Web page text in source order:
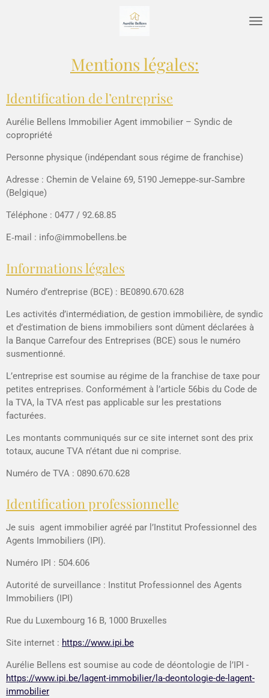
Mentions légales:
Identification de l’entreprise
Aurélie Bellens Immobilier Agent immobilier – Syndic de
copropriété
Personne physique (indépendant sous régime de franchise)
Adresse : Chemin de Velaine 69, 5190 Jemeppe‑sur‑Sambre
(Belgique)
Téléphone : 0477 / 92.68.85
E‑mail : info@immobellens.be
Informations légales
Numéro d’entreprise (BCE) : BE0890.670.628
Les activités d’intermédiation, de gestion immobilière, de syndic
et d’estimation de biens immobiliers sont dûment déclarées à
la Banque Carrefour des Entreprises (BCE) sous le numéro
susmentionné.
L’entreprise est soumise au régime de la franchise de taxe pour
petites entreprises. Conformément à l’article 56bis du Code de
la TVA, la TVA n’est pas applicable sur les prestations
facturées.
Les montants communiqués sur ce site internet sont des prix
totaux, aucune TVA n’étant due ni comprise.
Numéro de TVA : 0890.670.628
Identification professionnelle
Je suis agent immobilier agréé par l’Institut Professionnel des
Agents Immobiliers (IPI).
Numéro IPI : 504.606
Autorité de surveillance : Institut Professionnel des Agents
Immobiliers (IPI)
Rue du Luxembourg 16 B, 1000 Bruxelles
Site internet : https://www.ipi.be
Aurélie Bellens est soumise au code de déontologie de l’IPI -
https://www.ipi.be/lagent-immobilier/la-deontologie-de-lagent-
immobilier